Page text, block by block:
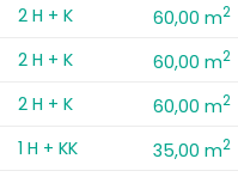
2 H + K 60,00 m2
2 H + K 60,00 m2
2 H + K 60,00 m2
1 H + KK 35,00 m2